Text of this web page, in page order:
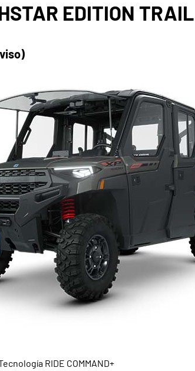
EDITION
RIDE COMMAND+